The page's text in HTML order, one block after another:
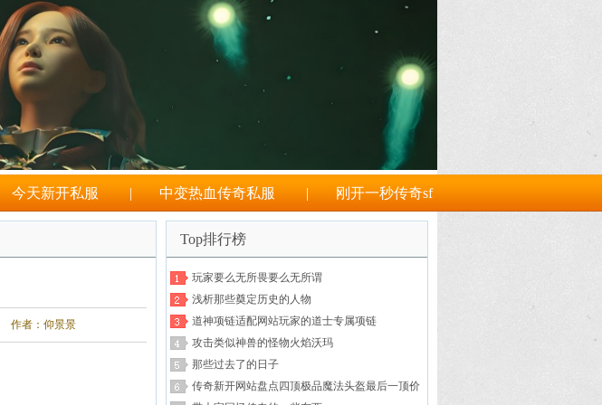
今天新开私服 | 中变热血传奇私服 | 刚开一秒传奇sf
作者：仰景景
Top排行榜
玩家要么无所畏要么无所谓
浅析那些奠定历史的人物
道神项链适配网站玩家的道士专属项链
攻击类似神兽的怪物火焰沃玛
那些过去了的日子
传奇新开网站盘点四顶极品魔法头盔最后一顶价